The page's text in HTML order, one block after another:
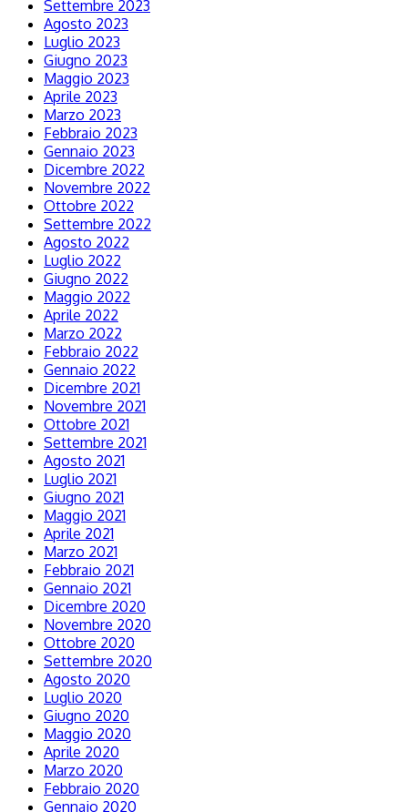
Settembre 2023
Agosto 2023
Luglio 2023
Giugno 2023
Maggio 2023
Aprile 2023
Marzo 2023
Febbraio 2023
Gennaio 2023
Dicembre 2022
Novembre 2022
Ottobre 2022
Settembre 2022
Agosto 2022
Luglio 2022
Giugno 2022
Maggio 2022
Aprile 2022
Marzo 2022
Febbraio 2022
Gennaio 2022
Dicembre 2021
Novembre 2021
Ottobre 2021
Settembre 2021
Agosto 2021
Luglio 2021
Giugno 2021
Maggio 2021
Aprile 2021
Marzo 2021
Febbraio 2021
Gennaio 2021
Dicembre 2020
Novembre 2020
Ottobre 2020
Settembre 2020
Agosto 2020
Luglio 2020
Giugno 2020
Maggio 2020
Aprile 2020
Marzo 2020
Febbraio 2020
Gennaio 2020